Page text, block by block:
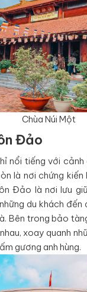
Chùa Núi Một
Đảo
nổi tiếng với cảnh
là nơi chứng
Đảo là nơi lưu
du khách
Bên trong bảo
xoay quanh
gương anh hùng.